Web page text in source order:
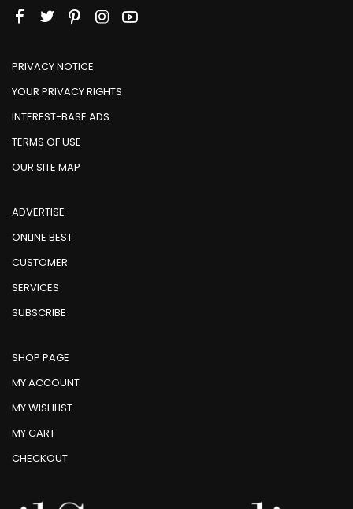
PRIVACY NOTICE
YOUR PRIVACY RIGHTS
INTEREST-BASE ADS
TERMS OF USE
OUR SITE MAP
ADVERTISE
ONLINE BEST
CUSTOMER
SERVICES
SUBSCRIBE
SHOP PAGE
MY ACCOUNT
MY WISHLIST
MY CART
CHECKOUT